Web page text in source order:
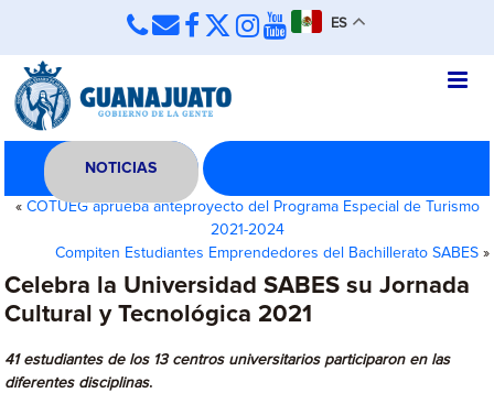
ES
NOTICIAS
« COTUEG aprueba anteproyecto del Programa Especial de Turismo
2021-2024
Compiten Estudiantes Emprendedores del Bachillerato SABES»
Celebra la Universidad SABES su Jornada
Cultural y Tecnológica 2021
41 estudiantes de los 13 centros universitarios participaron en las
diferentes disciplinas.